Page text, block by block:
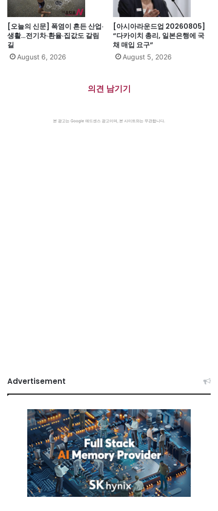
[오늘의 신문] 폭염이 흔든 산업·
생활…전기차·환율·집값도 갈림
길
August 6, 2026
[아시아라운드업 20260805]
“다카이치 총리, 일본은행에 국
채 매입 요구”
August 5, 2026
의견 남기기
본 광고는 Google 애드센스 광고이며, 본 사이트와는 무관합니다.
Advertisement